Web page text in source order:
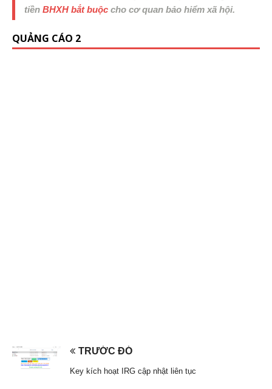
tiền BHXH bắt buộc cho cơ quan bảo hiểm xã hội.
QUẢNG CÁO 2
TRƯỚC ĐÓ
Key kích hoạt IRG cập nhật liên tục